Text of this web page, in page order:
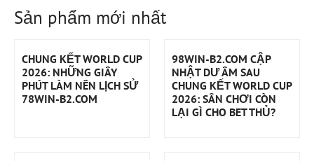
Sản phẩm mới nhất
CHUNG KẾT WORLD CUP
2026: NHỮNG GIÂY
PHÚT LÀM NÊN LỊCH SỬ
78WIN-B2.COM
98WIN-B2.COM CẬP
NHẬT DƯ ÂM SAU
CHUNG KẾT WORLD CUP
2026: SÂN CHƠI CÒN
LẠI GÌ CHO BET THỦ?